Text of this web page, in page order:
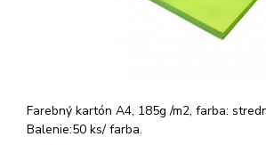
Farebný kartón A4, 185g /m2, farba:
Balenie:50 ks/ farba.